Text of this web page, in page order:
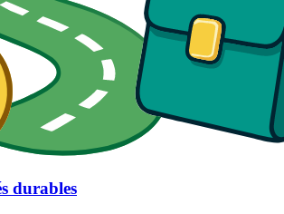
durables